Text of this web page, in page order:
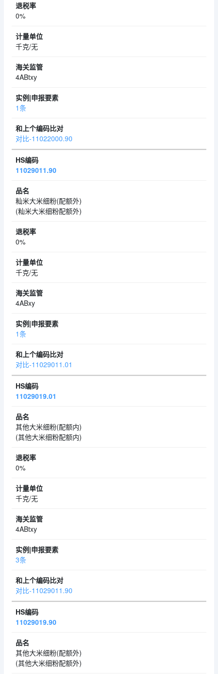
0%
千克/无
4ABtxy
1条
对比-11022000.90
11029011.90
籼米大米细粉(配额外)
(籼米大米细粉配额外)
0%
千克/无
4ABxy
1条
对比-11029011.01
11029019.01
其他大米细粉(配额内)
(其他大米细粉配额内)
0%
千克/无
4ABtxy
3条
对比-11029011.90
11029019.90
其他大米细粉(配额外)
(其他大米细粉配额外)